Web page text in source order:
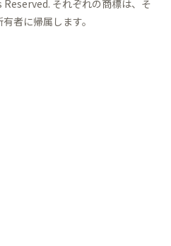
それぞれの商標は、そ
者に帰属します。